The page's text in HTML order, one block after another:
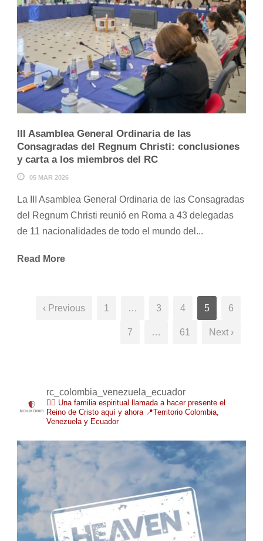
III Asamblea General Ordinaria de las
Consagradas del Regnum Christi: conclusiones
y carta a los miembros del RC
05 MAR 2026
La III Asamblea General Ordinaria de las Consagradas
del Regnum Christi reunió en Roma a 43 delegadas
de 11 nacionalidades de todo el mundo del...
Read More
‹ Previous 1 … 3 4 5 6
7 … 61 Next ›
rc_colombia_venezuela_ecuador
❤️‍🔥 Una familia espiritual llamada a hacer presente el
Reino de Cristo aquí y ahora 📍Territorio Colombia,
Venezuela y Ecuador